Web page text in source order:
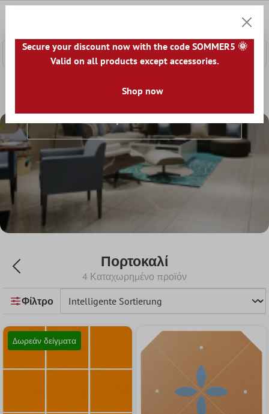
Πλακάκια Δαπέδου Χρώμα
Πορτοκαλί
Πορτοκαλί
4 Καταχωρημένο προϊόν
Φίλτρο
Δωρεάν δείγματα
Secure your discount now with the code SOMMER5 🌞
Valid on all products except accessories.
Shop now